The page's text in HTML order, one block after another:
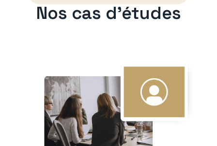
Nos cas d'études